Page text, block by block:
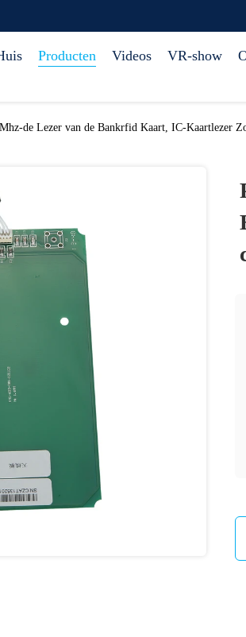
Producten Videos VR-show
de Lezer van de Bankrfid Kaart, IC-Kaartlezer